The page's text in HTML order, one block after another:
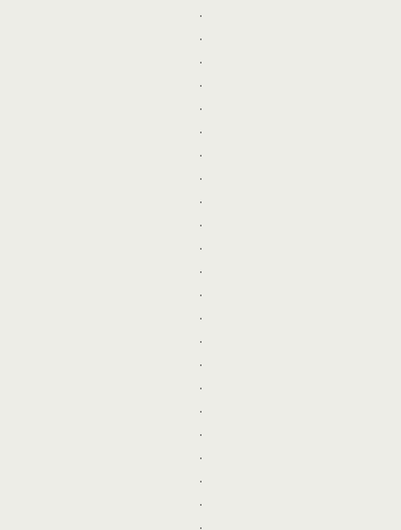
.
.
.
.
.
.
.
.
.
.
.
.
.
.
.
.
.
.
.
.
.
.
.